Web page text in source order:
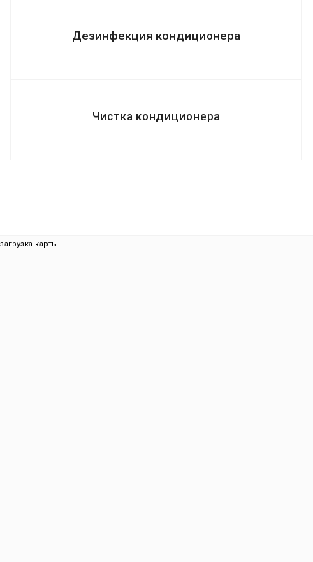
Дезинфекция кондиционера
Чистка кондиционера
загрузка карты...